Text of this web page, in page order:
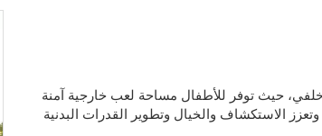
خلفي، حيث توفر للأطفال مساحة لعب خارجية آمنة
الاستكشاف والخيال وتطوير القدرات البدنية